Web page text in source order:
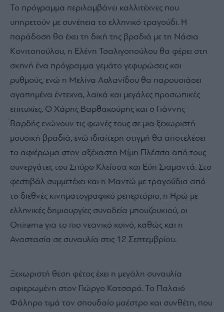
Το πρόγραμμα περιλαμβάνει καλλιτέχνες που
υπηρετούν με συνέπεια το ελληνικό τραγούδι. Η
παράδοση θα έχει τη δική της βραδιά με τη Νάσια
Κονιτοπούλου, η Ελένη Τσαλιγοπούλου θα φέρει στη
σκηνή ένα πρόγραμμα γεμάτο γεφυρώσεις και
ρυθμούς, ενώ η Μελίνα Ασλανίδου θα παρουσιάσει
αγαπημένα έντεχνα, λαϊκά και μεγάλες προσωπικές
επιτυχίες. Ο Χάρης Βαρθακούρης και ο Γιάννης
Βαρδής ενώνουν τις φωνές τους σε μια ξεχωριστή
μουσική βραδιά, ενώ ιδιαίτερη στιγμή θα αποτελέσει
το αφιέρωμα στον αξέχαστο Μίμη Πλέσσα από τους
συνεργάτες του Σπύρο Κλείσσα και Εύη Σιαμαντά. Στο
φεστιβάλ συμμετέχει και η Μαντώ με τραγούδια από
το διεθνές κινηματογραφικό ρεπερτόριο, η Ηρώ με
ελληνικές δημιουργίες συνοδεία μπουζουκιού, οι
Onirama για το πιο νεανικό κοινό, καθώς και η
Αναστασία σε συναυλία στις 12 Σεπτεμβρίου.
Ξεχωριστή θέση φέτος έχει η μεγάλη συναυλία
αφιερωμένη στον Γιώργο Κατσαρό. Το Παλαιό
Φάληρο τιμά τον σπουδαίο μαέστρο και συνθέτη, που